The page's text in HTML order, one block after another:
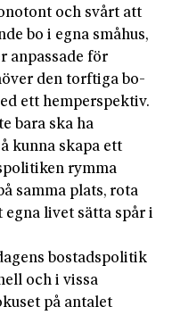
och svårt att
bo i egna småhus,
anpassade för
den torftiga bo­
ett hemperspektiv.
bara ska ha
kunna skapa ett
rymma
samma plats, rota
livet sätta spår i
bostadspolitik
och i vissa
på antalet